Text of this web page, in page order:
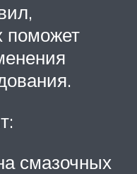
поможет
смазочных